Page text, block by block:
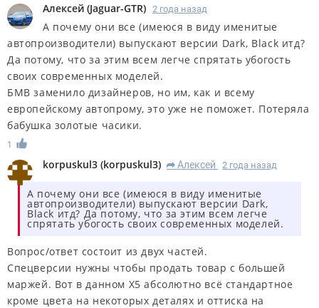
Алексей (Jaguar-GTR) 2 года назад
А почему они все (имеюся в виду именитые
автопроизводители) выпускают версии Dark, Black итд?
Да потому, что за этим всем легче спрятать убогость
своих современных моделей.
БМВ заменило дизайнеров, но им, как и всему
европейскому автопрому, это уже не поможет. Потеряла
бабушка золотые часики.
1
korpuskul3 (korpuskul3) R Алексей 2 года назад
А почему они все (имеюся в виду именитые
автопроизводители) выпускают версии Dark,
Black итд? Да потому, что за этим всем легче
спрятать убогость своих современных моделей.
Вопрос/ответ состоит из двух частей.
Спецверсии нужны чтобы продать товар с большей
маржей. Вот в данном Х5 абсолютно всё стандартное
кроме цвета на некоторых деталях и оттиска на